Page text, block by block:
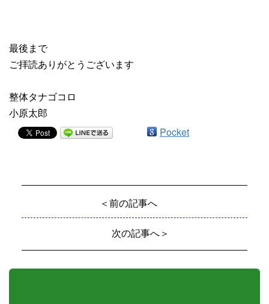
最後まで
ご拝読ありがとうございます
整体タナゴコロ
小原太郎
Pocket
＜前の記事へ
次の記事へ＞